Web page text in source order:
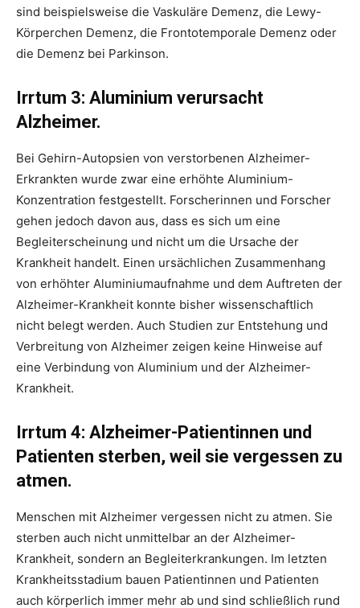
sind beispielsweise die Vaskuläre Demenz, die Lewy-
Körperchen Demenz, die Frontotemporale Demenz oder
die Demenz bei Parkinson.
Irrtum 3: Aluminium verursacht
Alzheimer.
Bei Gehirn-Autopsien von verstorbenen Alzheimer-
Erkrankten wurde zwar eine erhöhte Aluminium-
Konzentration festgestellt. Forscherinnen und Forscher
gehen jedoch davon aus, dass es sich um eine
Begleiterscheinung und nicht um die Ursache der
Krankheit handelt. Einen ursächlichen Zusammenhang
von erhöhter Aluminiumaufnahme und dem Auftreten der
Alzheimer-Krankheit konnte bisher wissenschaftlich
nicht belegt werden. Auch Studien zur Entstehung und
Verbreitung von Alzheimer zeigen keine Hinweise auf
eine Verbindung von Aluminium und der Alzheimer-
Krankheit.
Irrtum 4: Alzheimer-Patientinnen und
Patienten sterben, weil sie vergessen zu
atmen.
Menschen mit Alzheimer vergessen nicht zu atmen. Sie
sterben auch nicht unmittelbar an der Alzheimer-
Krankheit, sondern an Begleiterkrankungen. Im letzten
Krankheitsstadium bauen Patientinnen und Patienten
auch körperlich immer mehr ab und sind schließlich rund